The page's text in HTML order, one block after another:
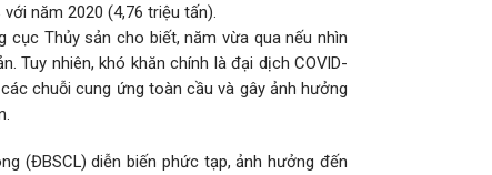
năm 2020 (4,76 triệu tấn).
cục Thủy sản cho biết, năm vừa qua nếu nhìn
Tuy nhiên, khó khăn chính là đại dịch COVID-
chuỗi cung ứng toàn cầu và gây ảnh hưởng
(ĐBSCL) diễn biến phức tạp, ảnh hưởng đến